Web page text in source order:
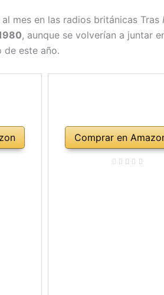
mes en las radios británicas Tras
, aunque se volverían a juntar
de este año.
Comprar en